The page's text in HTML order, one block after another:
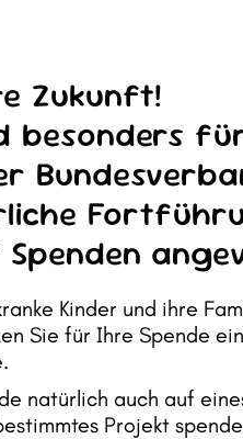
Zukunft!
besonders
Kinder und ihre
Sie für Ihre Spende
natürlich auch auf
Projekt